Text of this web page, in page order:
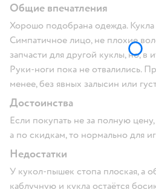
Общие впечатления
Хорошо подобрана одежда.
Симпатичное лицо, не плохие
запчасти для другой куклы, но, в
Руки-ноги пока не отвалились.
менее, без явных залысин или
Достоинства
Если покупать не за полную
а по скидкам, то нормально для
Недостатки
У кукол-пышек стопа плоская, а
каблучную и кукла остаётся